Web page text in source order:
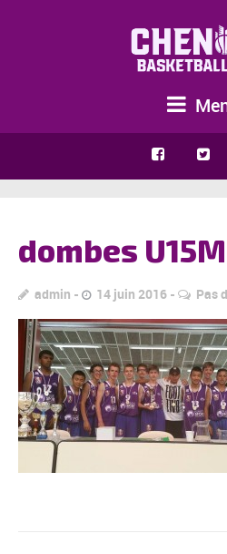
dombes U15M
admin 14 juin 2016 Pas